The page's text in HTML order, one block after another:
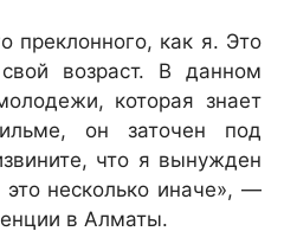
преклонного, как я. Это
возраст. В данном
которая знает
он заточен под
что я вынужден
несколько иначе», —
в Алматы.